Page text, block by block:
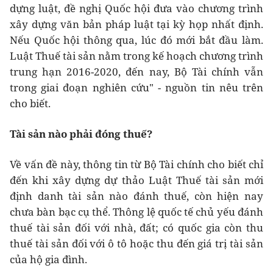
dựng luật, đề nghị Quốc hội đưa vào chương trình
xây dựng văn bản pháp luật tại kỳ họp nhất định.
Nếu Quốc hội thông qua, lúc đó mới bắt đầu làm.
Luật Thuế tài sản nằm trong kế hoạch chương trình
trung hạn 2016-2020, đến nay, Bộ Tài chính vẫn
trong giai đoạn nghiên cứu" - nguồn tin nêu trên
cho biết.
Tài sản nào phải đóng thuế?
Về vấn đề này, thông tin từ Bộ Tài chính cho biết chỉ
đến khi xây dựng dự thảo Luật Thuế tài sản mới
định danh tài sản nào đánh thuế, còn hiện nay
chưa bàn bạc cụ thể. Thông lệ quốc tế chủ yếu đánh
thuế tài sản đối với nhà, đất; có quốc gia còn thu
thuế tài sản đối với ô tô hoặc thu đến giá trị tài sản
của hộ gia đình.